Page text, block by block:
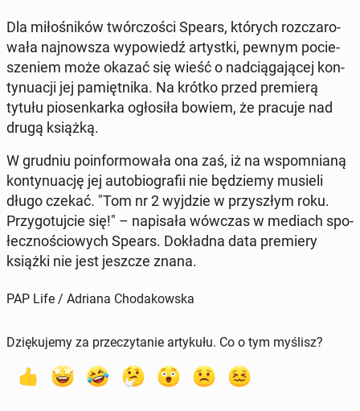
Dla mi­ło­śni­ków twór­czo­ści Spears, których roz­cza­ro­
wa­ła naj­now­sza wy­po­wiedź ar­tyst­ki, pewnym po­cie­
sze­niem może okazać się wieść o nad­cią­ga­ją­cej kon­
ty­nu­acji jej pa­mięt­ni­ka. Na krótko przed pre­mie­rą
tytułu pio­sen­kar­ka ogło­si­ła bowiem, że pracuje nad
drugą książką.
W grudniu po­in­for­mo­wa­ła ona zaś, iż na wspo­mnia­ną
kon­ty­nu­ację jej au­to­bio­gra­fii nie bę­dzie­my musieli
długo czekać. "Tom nr 2 wyjdzie w przy­szłym roku.
Przy­go­tuj­cie się!" – na­pi­sa­ła wówczas w mediach spo­
łecz­no­ścio­wych Spears. Do­kład­na data pre­mie­ry
książki nie jest jeszcze znana.
PAP Life / Adriana Chodakowska
Dziękujemy za przeczytanie artykułu. Co o tym myślisz?